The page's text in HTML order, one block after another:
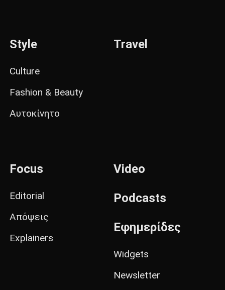
Style
Culture
Fashion & Beauty
Αυτοκίνητο
Travel
Focus
Editorial
Απόψεις
Explainers
Video
Podcasts
Εφημερίδες
Widgets
Newsletter